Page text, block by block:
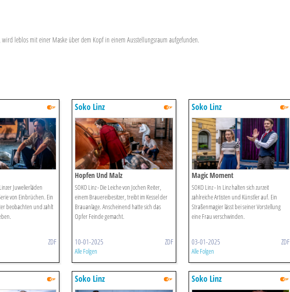
leblos mit einer Maske über dem Kopf in einem Ausstellungsraum aufgefunden.
Juwelierläden
von Einbrüchen. Ein
beobachten und zahlt
ZDF
Soko Linz
Hopfen Und Malz
SOKO Linz - Die Leiche von Jochen Reiter,
einem Brauereibesitzer, treibt im Kessel der
Brauanlage. Anscheinend hatte sich das
Opfer Feinde gemacht.
10-01-2025 ZDF
Alle Folgen
Soko Linz
Magic Moment
SOKO Linz - In Linz halten sich zurzeit
zahlreiche Artisten und Künstler auf. Ein
Straßenmagier lässt bei seiner Vorstellung
eine Frau verschwinden.
03-01-2025 ZDF
Alle Folgen
Soko Linz Soko Linz